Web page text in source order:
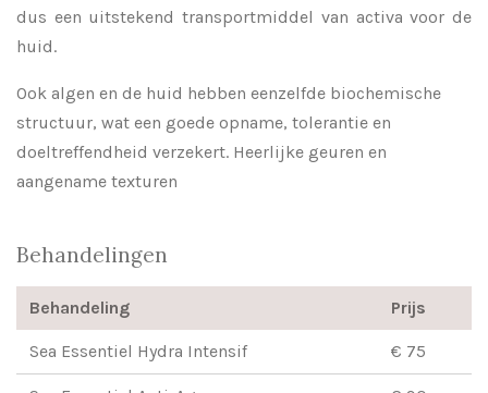
dus een uitstekend transportmiddel van activa voor de
huid.
Ook algen en de huid hebben eenzelfde biochemische
structuur, wat een goede opname, tolerantie en
doeltreffendheid verzekert. Heerlijke geuren en
aangename texturen
Behandelingen
Behandeling Prijs
Sea Essentiel Hydra Intensif € 75